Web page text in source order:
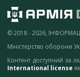
© 2018 - 2026,
Міністерство оборони
Контент доступний за
International license